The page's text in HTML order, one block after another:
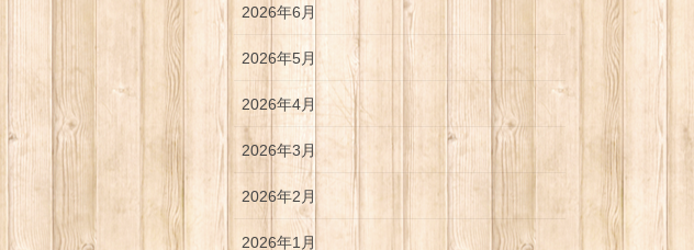
2026年6月
2026年5月
2026年4月
2026年3月
2026年2月
2026年1月